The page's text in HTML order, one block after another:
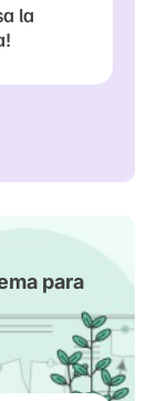
la
para